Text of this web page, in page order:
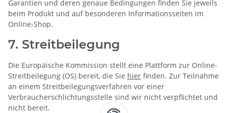
Garantien und deren genaue Bedingungen finden Sie jeweils
beim Produkt und auf besonderen Informationsseiten im
Online-Shop.
7. Streitbeilegung​​​​​​​
Die Europäische Kommission stellt eine Plattform zur Online-
Streitbeilegung (OS) bereit, die Sie hier finden. Zur Teilnahme
an einem Streitbeilegungsverfahren vor einer
Verbraucherschlichtungsstelle sind wir nicht verpflichtet und
nicht bereit.